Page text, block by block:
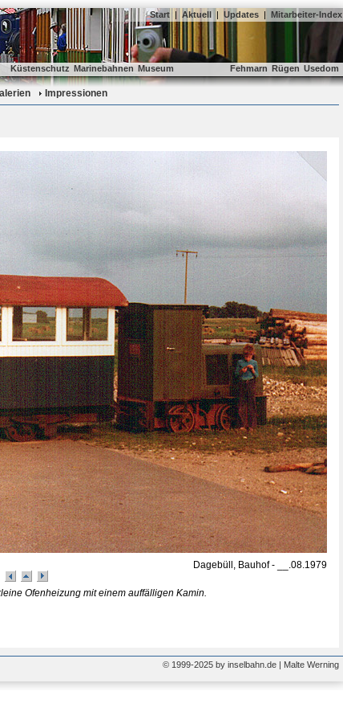
Start | Aktuell | Updates | Mitarbeiter-Index
Küstenschutz Marinebahnen Museum Fehmarn Rügen Usedom
Impressionen
Dagebüll, Bauhof - __.08.1979
Ofenheizung mit einem auffälligen Kamin.
© 1999-2025 by inselbahn.de | Malte Werning